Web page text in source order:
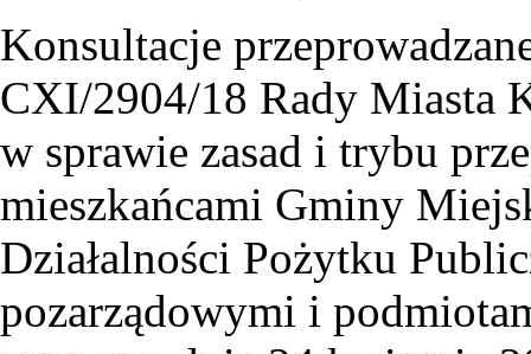
Konsultacje
CXI/2904/18 Rady Miasta
w sprawie zasad i trybu
mieszkańcami Gminy
Działalności Pożytku
pozarządowymi i